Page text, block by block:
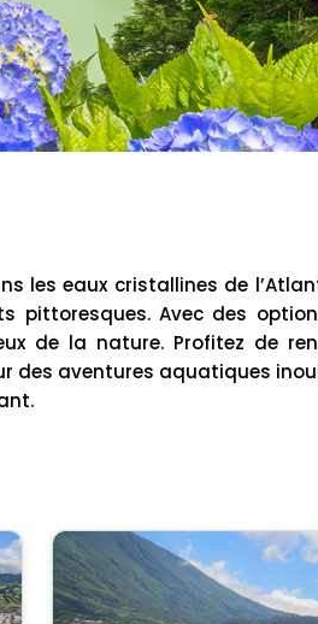
les eaux cristallines de
pittoresques. Avec des
de la nature. Profitez de
des aventures aquatiques